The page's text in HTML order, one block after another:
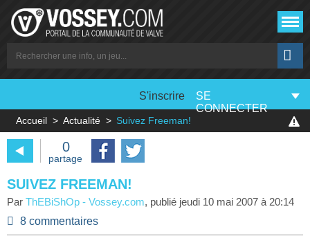
S'inscrire
SE
CONNECTER
Accueil Actualité Suivez Freeman!
0
partage
SUIVEZ FREEMAN!
Par ThEBiShOp - Vossey.com, publié jeudi 10 mai 2007 à 20:14
8 commentaires